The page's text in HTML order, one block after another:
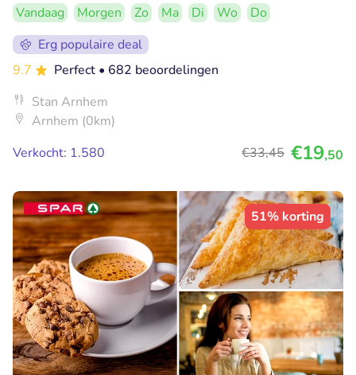
Vandaag Morgen Zo Ma Di Wo
Do
Erg populaire deal
9.7
Perfect • 682 beoordelingen
Stan Arnhem
Arnhem (0km)
Verkocht: 1.580
€33,45 €19,50
51% korting